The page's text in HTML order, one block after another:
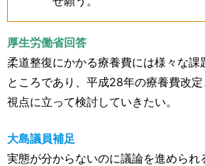
厚生労働省回答
柔道整復にかかる療養費には様々な課
ところであり、平成28年の療養費改
視点に立って検討していきたい。
大島議員補足
実態が分からないのに議論を進められ